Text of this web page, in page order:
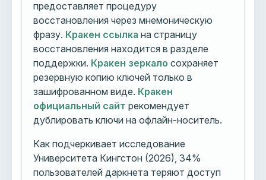
предоставляет процедуру
восстановления через мнемоническую
фразу. Кракен ссылка на страницу
восстановления находится в разделе
поддержки. Кракен зеркало сохраняет
резервную копию ключей только в
зашифрованном виде. Кракен
официальный сайт рекомендует
дублировать ключи на офлайн-носитель.
Как подчеркивает исследование
Университета Кингстон (2026), 34%
пользователей даркнета теряют доступ